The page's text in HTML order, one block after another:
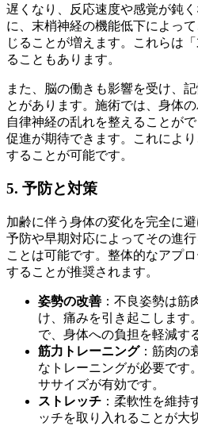
遅くなり、反応速度や感覚が鈍
に、末梢神経の機能低下によっ
じることが増えます。これらは
ることもあります。
また、脳の働きも影響を受け、
とがあります。施術では、身体
自律神経の乱れを整えることが
促進が期待できます。これによ
することが可能です。
5. 予防と対策
加齢に伴う身体の変化を完全に
予防や早期対応によってその進
ことは可能です。整体的なアプ
することが推奨されます。
姿勢の改善 ：不良姿勢は筋
け、痛みを引き起こします
で、身体への負担を軽減す
筋力トレーニング：筋肉の
なトレーニングが必要です
ササイズが有効です。
ストレッチ ：柔軟性を維持
ッチを取り入れることが大